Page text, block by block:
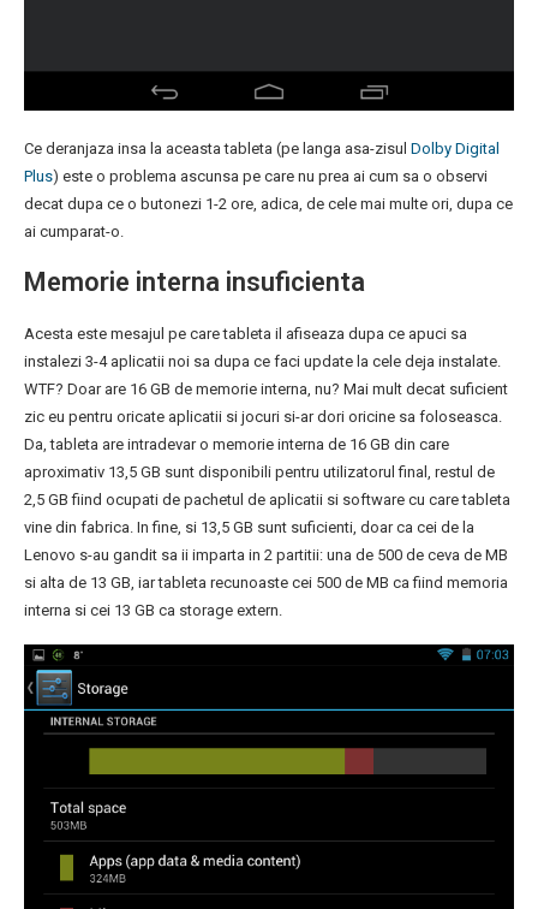
Ce deranjaza insa la aceasta tableta (pe langa asa-zisul Dolby Digital
Plus) este o problema ascunsa pe care nu prea ai cum sa o observi
decat dupa ce o butonezi 1-2 ore, adica, de cele mai multe ori, dupa ce
ai cumparat-o.
Memorie interna insuficienta
Acesta este mesajul pe care tableta il afiseaza dupa ce apuci sa
instalezi 3-4 aplicatii noi sa dupa ce faci update la cele deja instalate.
WTF? Doar are 16 GB de memorie interna, nu? Mai mult decat suficient
zic eu pentru oricate aplicatii si jocuri si-ar dori oricine sa foloseasca.
Da, tableta are intradevar o memorie interna de 16 GB din care
aproximativ 13,5 GB sunt disponibili pentru utilizatorul final, restul de
2,5 GB fiind ocupati de pachetul de aplicatii si software cu care tableta
vine din fabrica. In fine, si 13,5 GB sunt suficienti, doar ca cei de la
Lenovo s-au gandit sa ii imparta in 2 partitii: una de 500 de ceva de MB
si alta de 13 GB, iar tableta recunoaste cei 500 de MB ca fiind memoria
interna si cei 13 GB ca storage extern.